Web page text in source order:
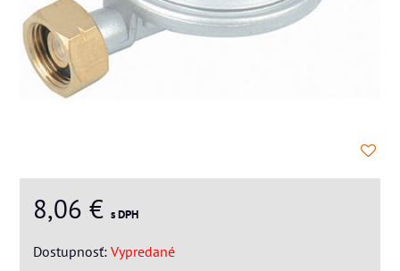
8,06 € s DPH
Dostupnosť: Vypredané